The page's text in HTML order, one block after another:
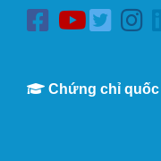
Chứng chỉ quốc